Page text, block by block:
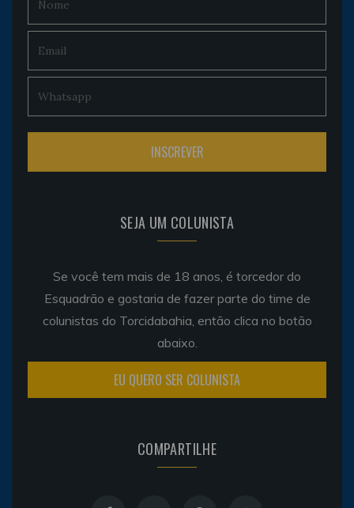
SEJA UM COLUNISTA
Se você tem mais de 18 anos, é torcedor do
Esquadrão e gostaria de fazer parte do time de
colunistas do Torcidabahia, então clica no botão
abaixo.
EU QUERO SER COLUNISTA
COMPARTILHE